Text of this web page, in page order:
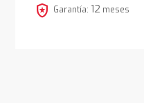
local_police Garantía: 12 meses